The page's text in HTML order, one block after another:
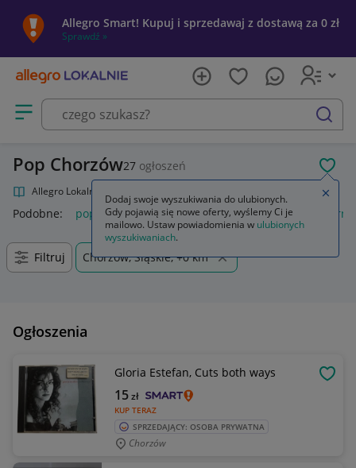
Allegro Smart! Kupuj i sprzedawaj z dostawą za 0 zł
Sprawdź »
Otwórz menu z kategoriami
szukaj
Pop Chorzów27 ogłoszeń
Allegro Lokalnie
Podobne: pop funko pop k pop demon hunters popcorn
Filtruj Chorzów, Śląskie, +0 km
Ogłoszenia
Gloria Estefan, Cuts both ways
KUP TERAZ
15zł
SPRZEDAJĄCY: OSOBA PRYWATNA
Chorzów
Dodaj swoje wyszukiwania do ulubionych.
Gdy pojawią się nowe oferty, wyślemy Ci je
mailowo. Ustaw powiadomienia w ulubionych
wyszukiwaniach.